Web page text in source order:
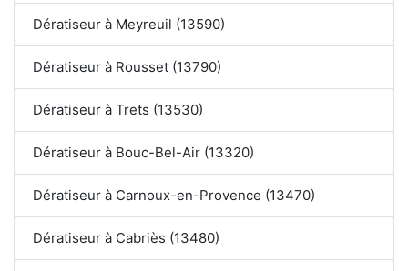
Dératiseur à Meyreuil (13590)
Dératiseur à Rousset (13790)
Dératiseur à Trets (13530)
Dératiseur à Bouc-Bel-Air (13320)
Dératiseur à Carnoux-en-Provence (13470)
Dératiseur à Cabriès (13480)